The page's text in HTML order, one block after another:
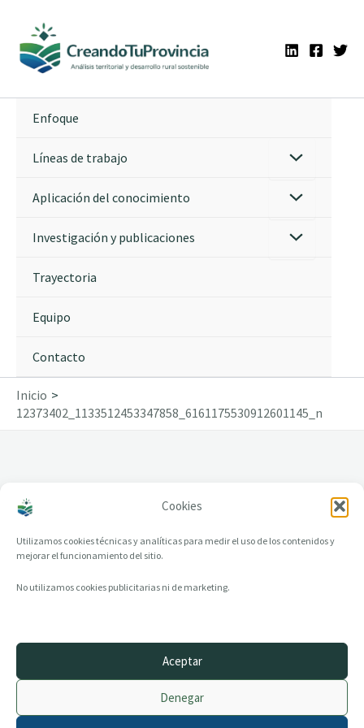
Cookies
Utilizamos cookies técnicas y analíticas para medir el uso de los contenidos y
mejorar el funcionamiento del sitio.
No utilizamos cookies publicitarias ni de marketing.
Aceptar
Denegar
contenido
Enfoque
Líneas de trabajo
Aplicación del conocimiento
Investigación y publicaciones
Trayectoria
Equipo
Contacto
Inicio
12373402_1133512453347858_6161175530912601145_n
12373402_1133512453347858_6161175530912
601145_n
© 2014–2026 creandotuprovincia.es · Todos los derechos reservados